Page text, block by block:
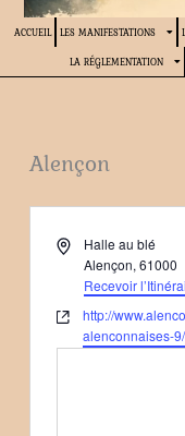
ACCUEIL LES MANIFESTATIONS
LA RÉGLEMENTATION
Alençon
AdresseHalle au blé
Alençon, 61000
Recevoir
Site
http://
alenconnaises-9/